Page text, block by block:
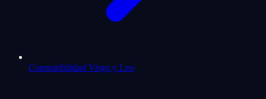
Compatibilidad Virgo y Leo